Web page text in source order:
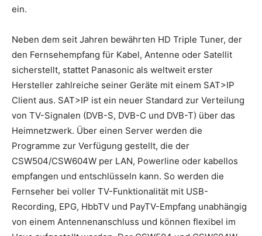
ein.
Neben dem seit Jahren bewährten HD Triple Tuner, der
den Fernsehempfang für Kabel, Antenne oder Satellit
sicherstellt, stattet Panasonic als weltweit erster
Hersteller zahlreiche seiner Geräte mit einem SAT>IP
Client aus. SAT>IP ist ein neuer Standard zur Verteilung
von TV-Signalen (DVB-S, DVB-C und DVB-T) über das
Heimnetzwerk. Über einen Server werden die
Programme zur Verfügung gestellt, die der
CSW504/CSW604W per LAN, Powerline oder kabellos
empfangen und entschlüsseln kann. So werden die
Fernseher bei voller TV-Funktionalität mit USB-
Recording, EPG, HbbTV und PayTV-Empfang unabhängig
von einem Antennenanschluss und können flexibel im